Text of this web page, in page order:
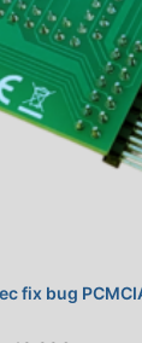
fix bug